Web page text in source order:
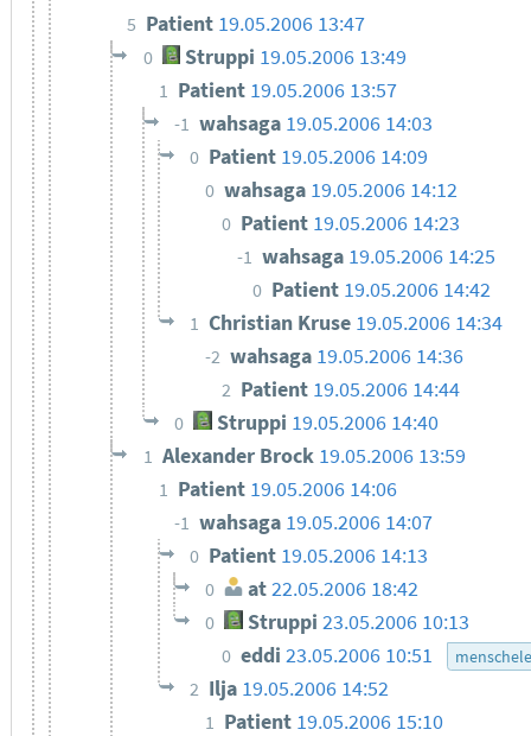
5 Patient 19.05.2006 13:47
0 Struppi 19.05.2006 13:49
1 Patient 19.05.2006 13:57
-1 wahsaga 19.05.2006 14:03
0 Patient 19.05.2006 14:09
0 wahsaga 19.05.2006 14:12
0 Patient 19.05.2006 14:23
-1 wahsaga 19.05.2006 14:25
0 Patient 19.05.2006 14:42
1 Christian Kruse 19.05.2006 14:34
-2 wahsaga 19.05.2006 14:36
2 Patient 19.05.2006 14:44
0 Struppi 19.05.2006 14:40
1 Alexander Brock 19.05.2006 13:59
1 Patient 19.05.2006 14:06
-1 wahsaga 19.05.2006 14:07
0 Patient 19.05.2006 14:13
0 at22.05.2006 18:42
0 Struppi 23.05.2006 10:13
0 eddi 23.05.2006 10:51
2 Ilja 19.05.2006 14:52
1 Patient 19.05.2006 15:10